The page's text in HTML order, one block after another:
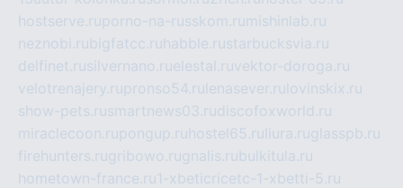
hostserve.ruporno-na-russkom.ru mishinlab.ru
neznobi.rubigfatcc.ru habble.rustarbucksvia.ru
delfinet.rusilvernano.ruelestal.ruvektor-doroga.ru
velotrenajery.rupronso54.ru lenasever.ru lovinskix.ru
show-pets.rusmartnews03.rudiscofoxworld.ru
miraclecoon.rupongup.ru hostel65.ru liura.ruglasspb.ru
firehunters.rugribowo.rugnalis.rubulkitula.ru
hometown-france.ru1-xbeticricetc-1-xbetti-5.ru